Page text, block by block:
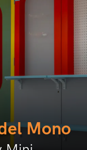
Mono